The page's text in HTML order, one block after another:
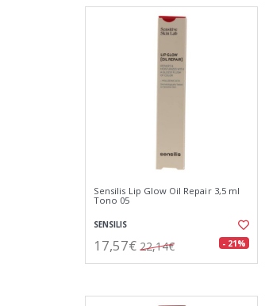
Sensilis Lip Glow Oil Repair 3,5 ml
Tono 05
SENSILIS
17,57€ 22,14€ - 21%